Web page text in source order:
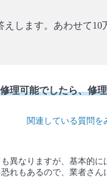
します。あわせて
理可能でしたら、修
関連している質問
異なりますが、基本的に
れもあるので、業者さん